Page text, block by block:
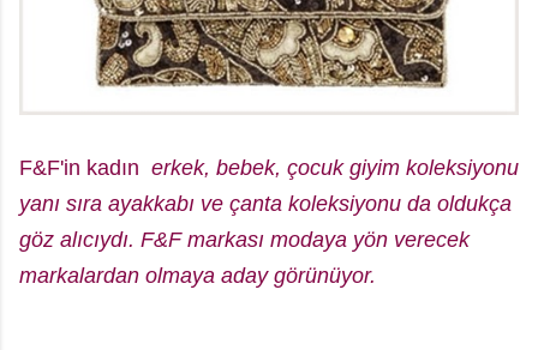
F&F'in kadın erkek, bebek, çocuk giyim koleksiyonu
yanı sıra ayakkabı ve çanta koleksiyonu da oldukça
göz alıcıydı. F&F markası modaya yön verecek
markalardan olmaya aday görünüyor.